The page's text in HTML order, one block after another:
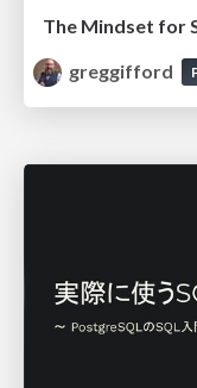
greggifford